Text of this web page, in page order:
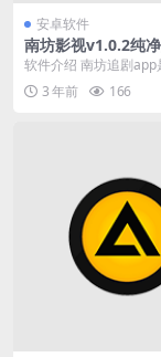
安卓软件
南坊影视v1.0.2纯
提供了海量的影视
软件介绍 南坊追剧app
不错的影视追剧软件,平
量的影视资源，...
3 年前 166